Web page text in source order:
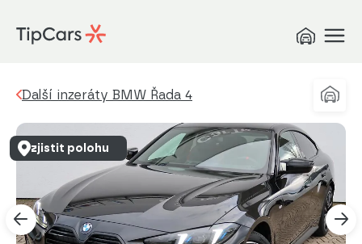
Další inzeráty BMW Řada 4
zjistit polohu